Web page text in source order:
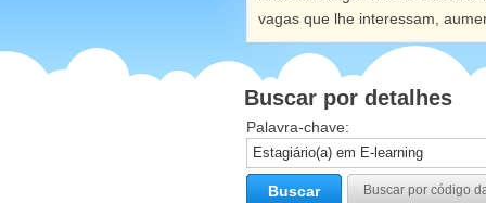
vagas que lhe interessam,
Buscar por detalhes
Palavra-chave:
Buscar Buscar por código